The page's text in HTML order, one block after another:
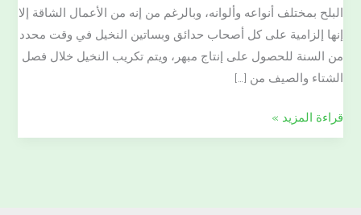
البلح بمختلف أنواعه وألوانه، وبالرغم من إنه من الأعمال الشاقة إلا
إنها إلزامية على كل أصحاب حدائق وبساتين النخيل في وقت محدد
من السنة للحصول على إنتاج مبهر، ويتم تكريب النخيل خلال فصل
الشتاء والصيف من […]
قراءة المزيد »